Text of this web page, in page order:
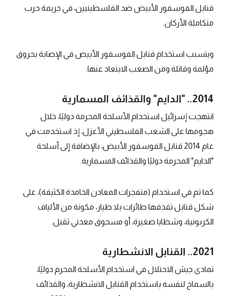
قنابل الفوسفور الأبيض ضد الفلسطينيين، في جريمة حرب
متكاملة الأركان.
ويتسبب استخدام قنابل الفوسفور الأبيض في الإصابة بحروق
مؤلمة وقاتلة ومن الصعب الابتعاد عنها.
2014.. "الدايم" والقذائف المسمارية
انتهجت إسرائيل استخدام الأسلحة المحرمة دوليًا، خلال
هجومها على الشعب الفلسطيني الأعزل، إذ استخدمت في
عام 2014 قنابل الفوسفور الأبيض، بالإضافة إلى أسلحة
"الدايم" المحرمة دوليًا والقذائف المسمارية.
كما تم في استخدام (متفجرات المعادن الخامدة الكثيفة)، على
شكل قنابل تقذفها طائرات بلا طيار، مكونة من الألياف
الكربونية، وشظايا صغيرة، أو مسحوق معدني ثقيل.
2021.. القنابل الانشطارية
تمادى جيش الاحتلال في استخدام الأسلحة المحرم دوليًا،
بالسماح لنفسه باستخدام القنابل الانشطارية، والقذائف